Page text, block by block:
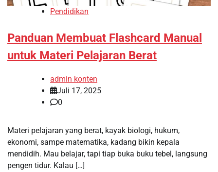
Pendidikan
Panduan Membuat Flashcard Manual
untuk Materi Pelajaran Berat
admin konten
Juli 17, 2025
0
Materi pelajaran yang berat, kayak biologi, hukum,
ekonomi, sampe matematika, kadang bikin kepala
mendidih. Mau belajar, tapi tiap buka buku tebel, langsung
pengen tidur. Kalau […]